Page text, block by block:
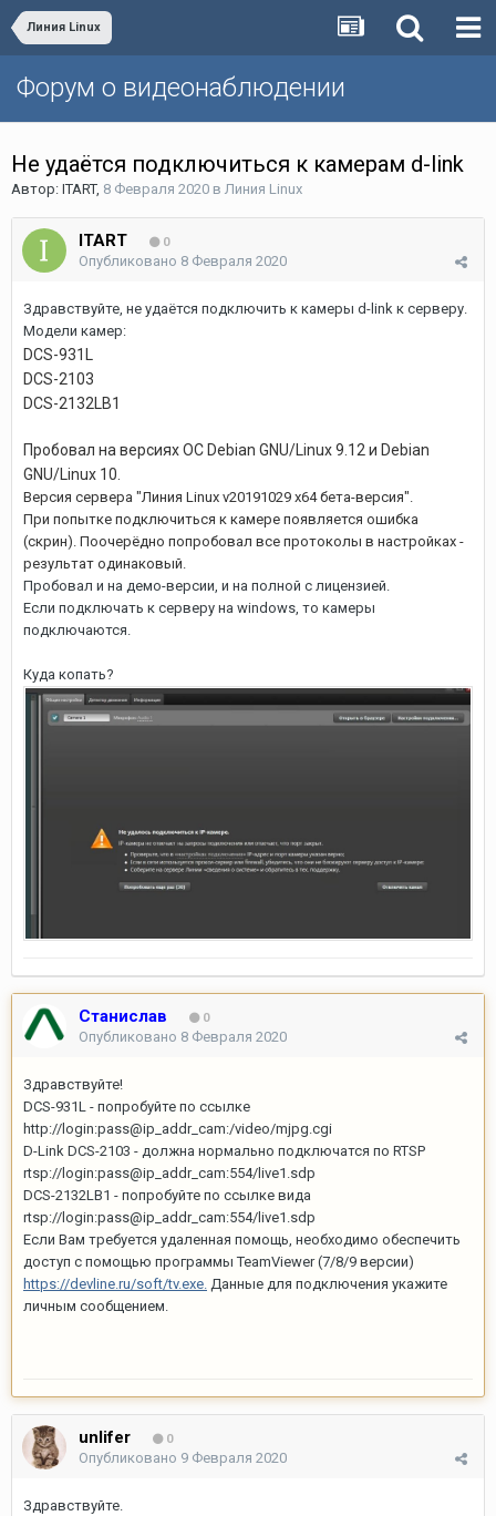
Линия Linux
Форум о видеонаблюдении
Не удаётся подключиться к камерам d-link
Автор: ITART, 8 Февраля 2020 в Линия Linux
ITART 0
Опубликовано 8 Февраля 2020
Здравствуйте, не удаётся подключить к камеры d-link к серверу.
Модели камер:
DCS-931L
DCS-2103
DCS-2132LB1
Пробовал на версиях ОС Debian GNU/Linux 9.12 и Debian
GNU/Linux 10.
Версия сервера "Линия Linux v20191029 x64 бета-версия".
При попытке подключиться к камере появляется ошибка
(скрин). Поочерёдно попробовал все протоколы в настройках -
результат одинаковый.
Пробовал и на демо-версии, и на полной с лицензией.
Если подключать к серверу на windows, то камеры
подключаются.
Куда копать?
Станислав 0
Опубликовано 8 Февраля 2020
Здравствуйте!
DCS-931L - попробуйте по ссылке
http://login:pass@ip_addr_cam:/video/mjpg.cgi
D-Link DCS-2103 - должна нормально подключатся по RTSP
rtsp://login:pass@ip_addr_cam:554/live1.sdp
DCS-2132LB1 - попробуйте по ссылке вида
rtsp://login:pass@ip_addr_cam:554/live1.sdp
Если Вам требуется удаленная помощь, необходимо обеспечить
доступ с помощью программы TeamViewer (7/8/9 версии)
https://devline.ru/soft/tv.exe. Данные для подключения укажите
личным сообщением.
unlifer 0
Опубликовано 9 Февраля 2020
Здравствуйте.